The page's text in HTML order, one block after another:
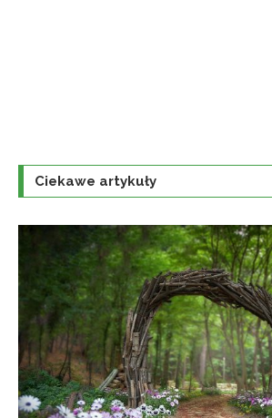
Ciekawe artykuły